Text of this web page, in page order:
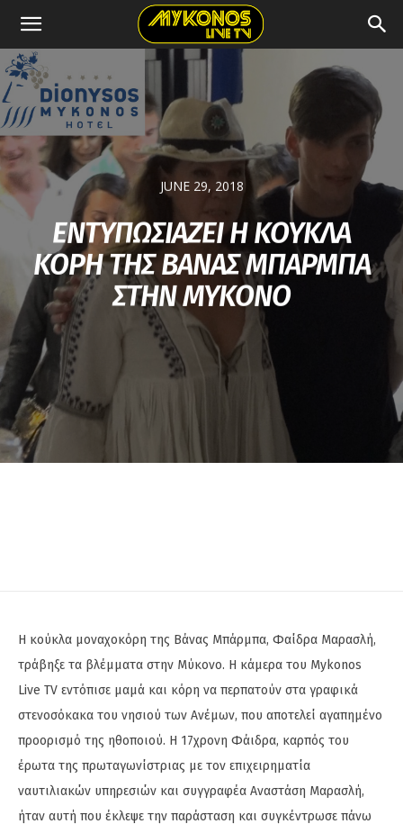
JUNE 29, 2018
ΕΝΤΥΠΩΣΙΑΖΕΙ Η ΚΟΥΚΛΑ
ΚΟΡΗ ΤΗΣ ΒΑΝΑΣ ΜΠΑΡΜΠΑ
ΣΤΗΝ ΜΥΚΟΝΟ
Η κούκλα μοναχοκόρη της Βάνας Μπάρμπα, Φαίδρα Μαρασλή,
τράβηξε τα βλέμματα στην Μύκονο. Η κάμερα του Mykonos
Live TV εντόπισε μαμά και κόρη να περπατούν στα γραφικά
στενοσόκακα του νησιού των Ανέμων, που αποτελεί αγαπημένο
προορισμό της ηθοποιού. Η 17χρονη Φάιδρα, καρπός του
έρωτα της πρωταγωνίστριας με τον επιχειρηματία
ναυτιλιακών υπηρεσιών και συγγραφέα Αναστάση Μαρασλή,
ήταν αυτή που έκλεψε την παράσταση και συγκέντρωσε πάνω